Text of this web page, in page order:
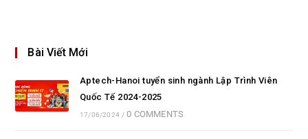
Bài Viết Mới
Aptech-Hanoi tuyển sinh ngành Lập Trình Viên
Quốc Tế 2024-2025
17/06/2024 / 0 COMMENTS